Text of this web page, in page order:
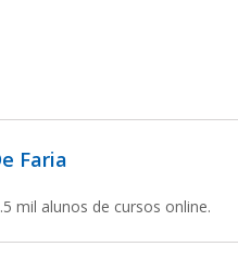
Faria
mil alunos de cursos online.